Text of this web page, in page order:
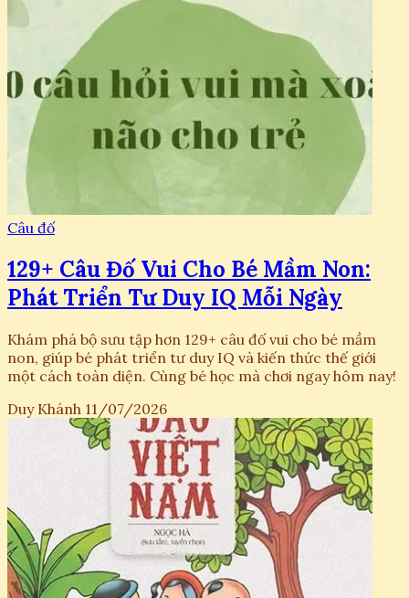
Câu đố
129+ Câu Đố Vui Cho Bé Mầm Non:
Phát Triển Tư Duy IQ Mỗi Ngày
Khám phá bộ sưu tập hơn 129+ câu đố vui cho bé mầm
non, giúp bé phát triển tư duy IQ và kiến thức thế giới
một cách toàn diện. Cùng bé học mà chơi ngay hôm nay!
Duy Khánh 11/07/2026